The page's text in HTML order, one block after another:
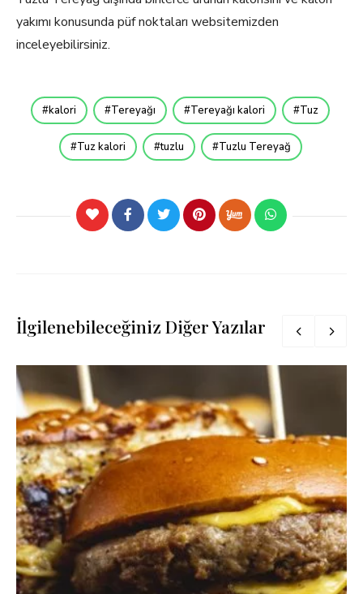
yakımı konusunda püf noktaları websitemizden
inceleyebilirsiniz.
kalori Tereyağı Tereyağı kalori Tuz
Tuz kalori tuzlu Tuzlu Tereyağ
İlgilenebileceğiniz Diğer Yazılar